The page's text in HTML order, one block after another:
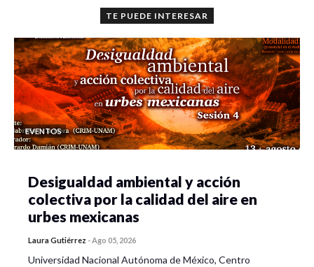
TE PUEDE INTERESAR
EVENTOS
Desigualdad ambiental y acción
colectiva por la calidad del aire en
urbes mexicanas
Laura Gutiérrez -Ago 05, 2026
Universidad Nacional Autónoma de México, Centro